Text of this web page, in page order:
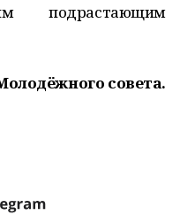
подрастающим
совета.